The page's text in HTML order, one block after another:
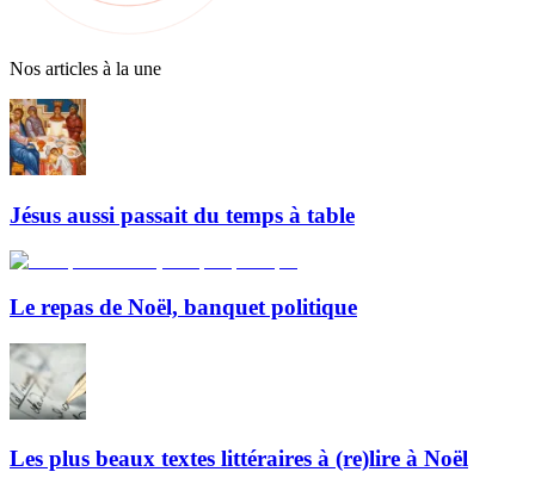
Nos articles à la une
Jésus aussi passait du temps à table
Le repas de Noël, banquet politique
Les plus beaux textes littéraires à (re)lire à Noël